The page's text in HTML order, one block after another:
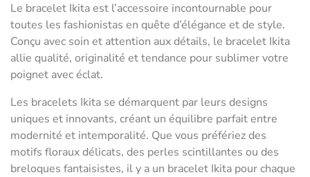
Le bracelet Ikita est l’accessoire incontournable pour
toutes les fashionistas en quête d’élégance et de style.
Conçu avec soin et attention aux détails, le bracelet Ikita
allie qualité, originalité et tendance pour sublimer votre
poignet avec éclat.
Les bracelets Ikita se démarquent par leurs designs
uniques et innovants, créant un équilibre parfait entre
modernité et intemporalité. Que vous préfériez des
motifs floraux délicats, des perles scintillantes ou des
breloques fantaisistes, il y a un bracelet Ikita pour chaque